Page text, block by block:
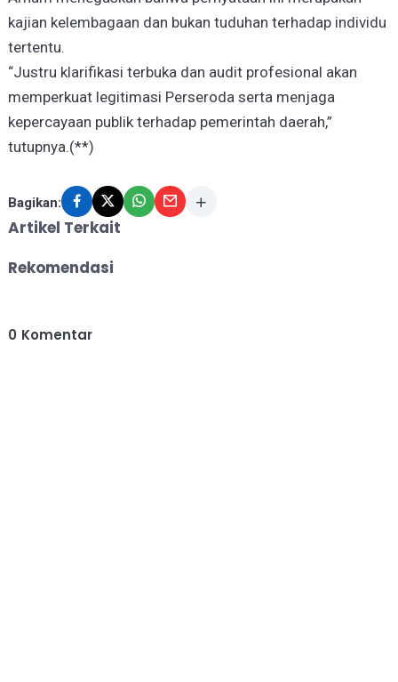
kajian kelembagaan dan bukan tuduhan terhadap individu
tertentu.
“Justru klarifikasi terbuka dan audit profesional akan
memperkuat legitimasi Perseroda serta menjaga
kepercayaan publik terhadap pemerintah daerah,”
tutupnya.(**)
Bagikan:
Artikel Terkait
Rekomendasi
0 Komentar